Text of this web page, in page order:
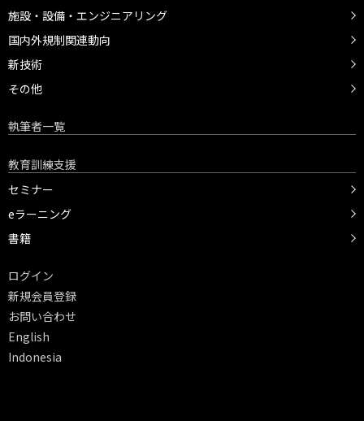
施設・設備・エンジニアリング
国内外規制関連動向
新技術
その他
執筆者一覧
教育訓練支援
セミナー
eラーニング
書籍
ログイン
新規会員登録
お問い合わせ
English
Indonesia